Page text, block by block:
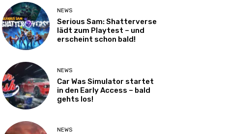
NEWS
Serious Sam: Shatterverse
lädt zum Playtest – und
erscheint schon bald!
NEWS
Car Was Simulator startet
in den Early Access – bald
gehts los!
NEWS